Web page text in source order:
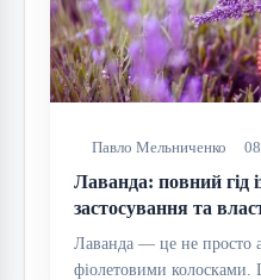
Павло Мельниченко
Лаванда: повний гід
застосування та
Лаванда — це не просто
фіолетовими колосками.